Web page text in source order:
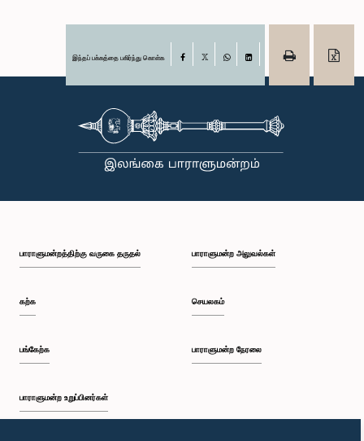
இந்தப் பக்கத்தை பகிர்ந்து கொள்க Facebook
பாராளுமன்றத்திற்கு வருகை தருதல்
கற்க
பங்கேற்க
பாராளுமன்ற உறுப்பினர்கள்
பாராளுமன்ற அலுவல்கள்
செயலகம்
பாராளுமன்ற நேரலை